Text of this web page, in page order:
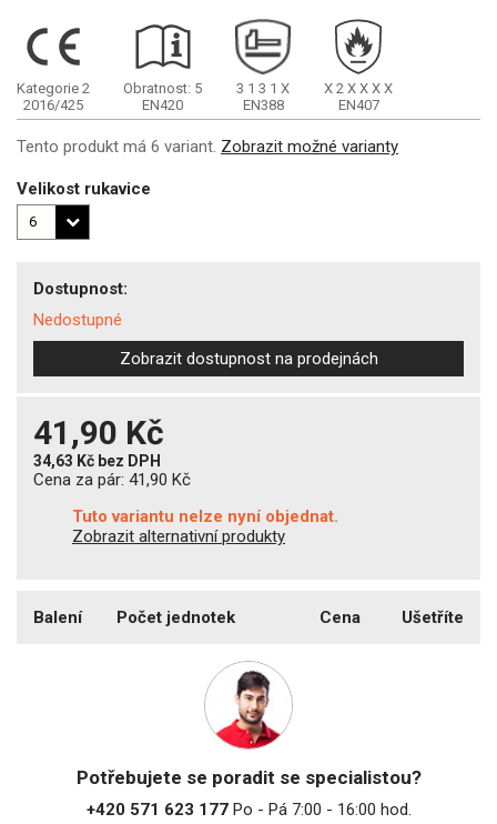
Kategorie 2
2016/425
Obratnost: 5
EN420
3 1 3 1 X
EN388
X 2 X X X X
EN407
Tento produkt má 6 variant. Zobrazit možné varianty
Velikost rukavice
Dostupnost:
Nedostupné
Zobrazit dostupnost na prodejnách
41,90 Kč
34,63 Kč bez DPH
Cena za pár: 41,90 Kč
Tuto variantu nelze nyní objednat.
Zobrazit alternativní produkty
Balení Počet jednotek Cena Ušetříte
Potřebujete se poradit se specialistou?
+420 571 623 177Po - Pá 7:00 - 16:00 hod.